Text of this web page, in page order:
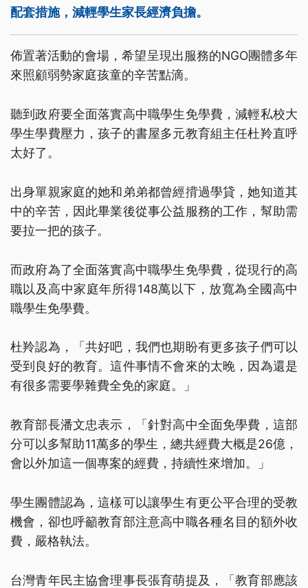
配套措施，減輕學生家長經濟負擔。
佈置著活動的會場，希望呈現出服務的NGO團體多年
來照顧弱勢家庭孩童的辛苦點滴。
聽到政府要全面落實高中職學生免學費，減輕私校大
學生學費壓力，孩子的書屋多元教育組主任杜羚直呼
太好了。
出身單親家庭的她和弟弟都曾經揹過學貸，她知道其
中的辛苦，因此畢業後從事公益服務的工作，幫助需
要拉一把的孩子。
而政府為了全面落實高中職學生免學費，從現行的高
職以及高中家庭年所得148萬以下，放寬為全國高中
職學生免學費。
杜羚認為，「共好吧，我們也期盼有更多孩子們可以
受到良好的教育。這件事情不會來的太晚，因為還是
有很多需要學雜費全免的家庭。」
教育部長潘文忠表示，「針對高中全面免學費，這部
分可以多幫助11萬多的學生，總共經費大概是26億，
會以外加這一個專案的經費，持續性來增加。」
學生團體認為，這樣可以讓學生有更公平合理的受教
機會，卻也呼籲教育部注意高中職各種名目的額外收
費，嚴格執法。
台灣青年民主協會理事長張育萌提及，「教育部應該